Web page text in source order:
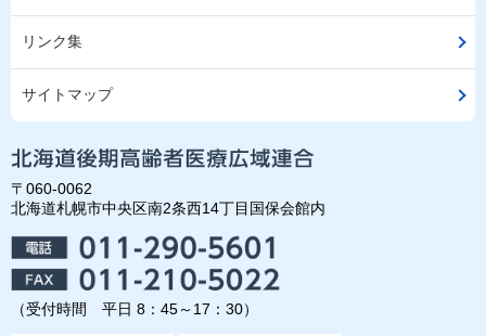
リンク集
サイトマップ
〒060-0062
北海道札幌市中央区南2条西14丁目国保会館内
（受付時間 平日 8：45～17：30）